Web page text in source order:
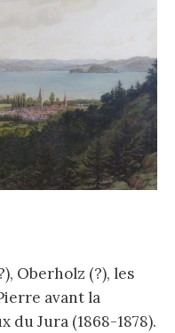
Oberholz (?), les
avant la
Jura (1868-1878).